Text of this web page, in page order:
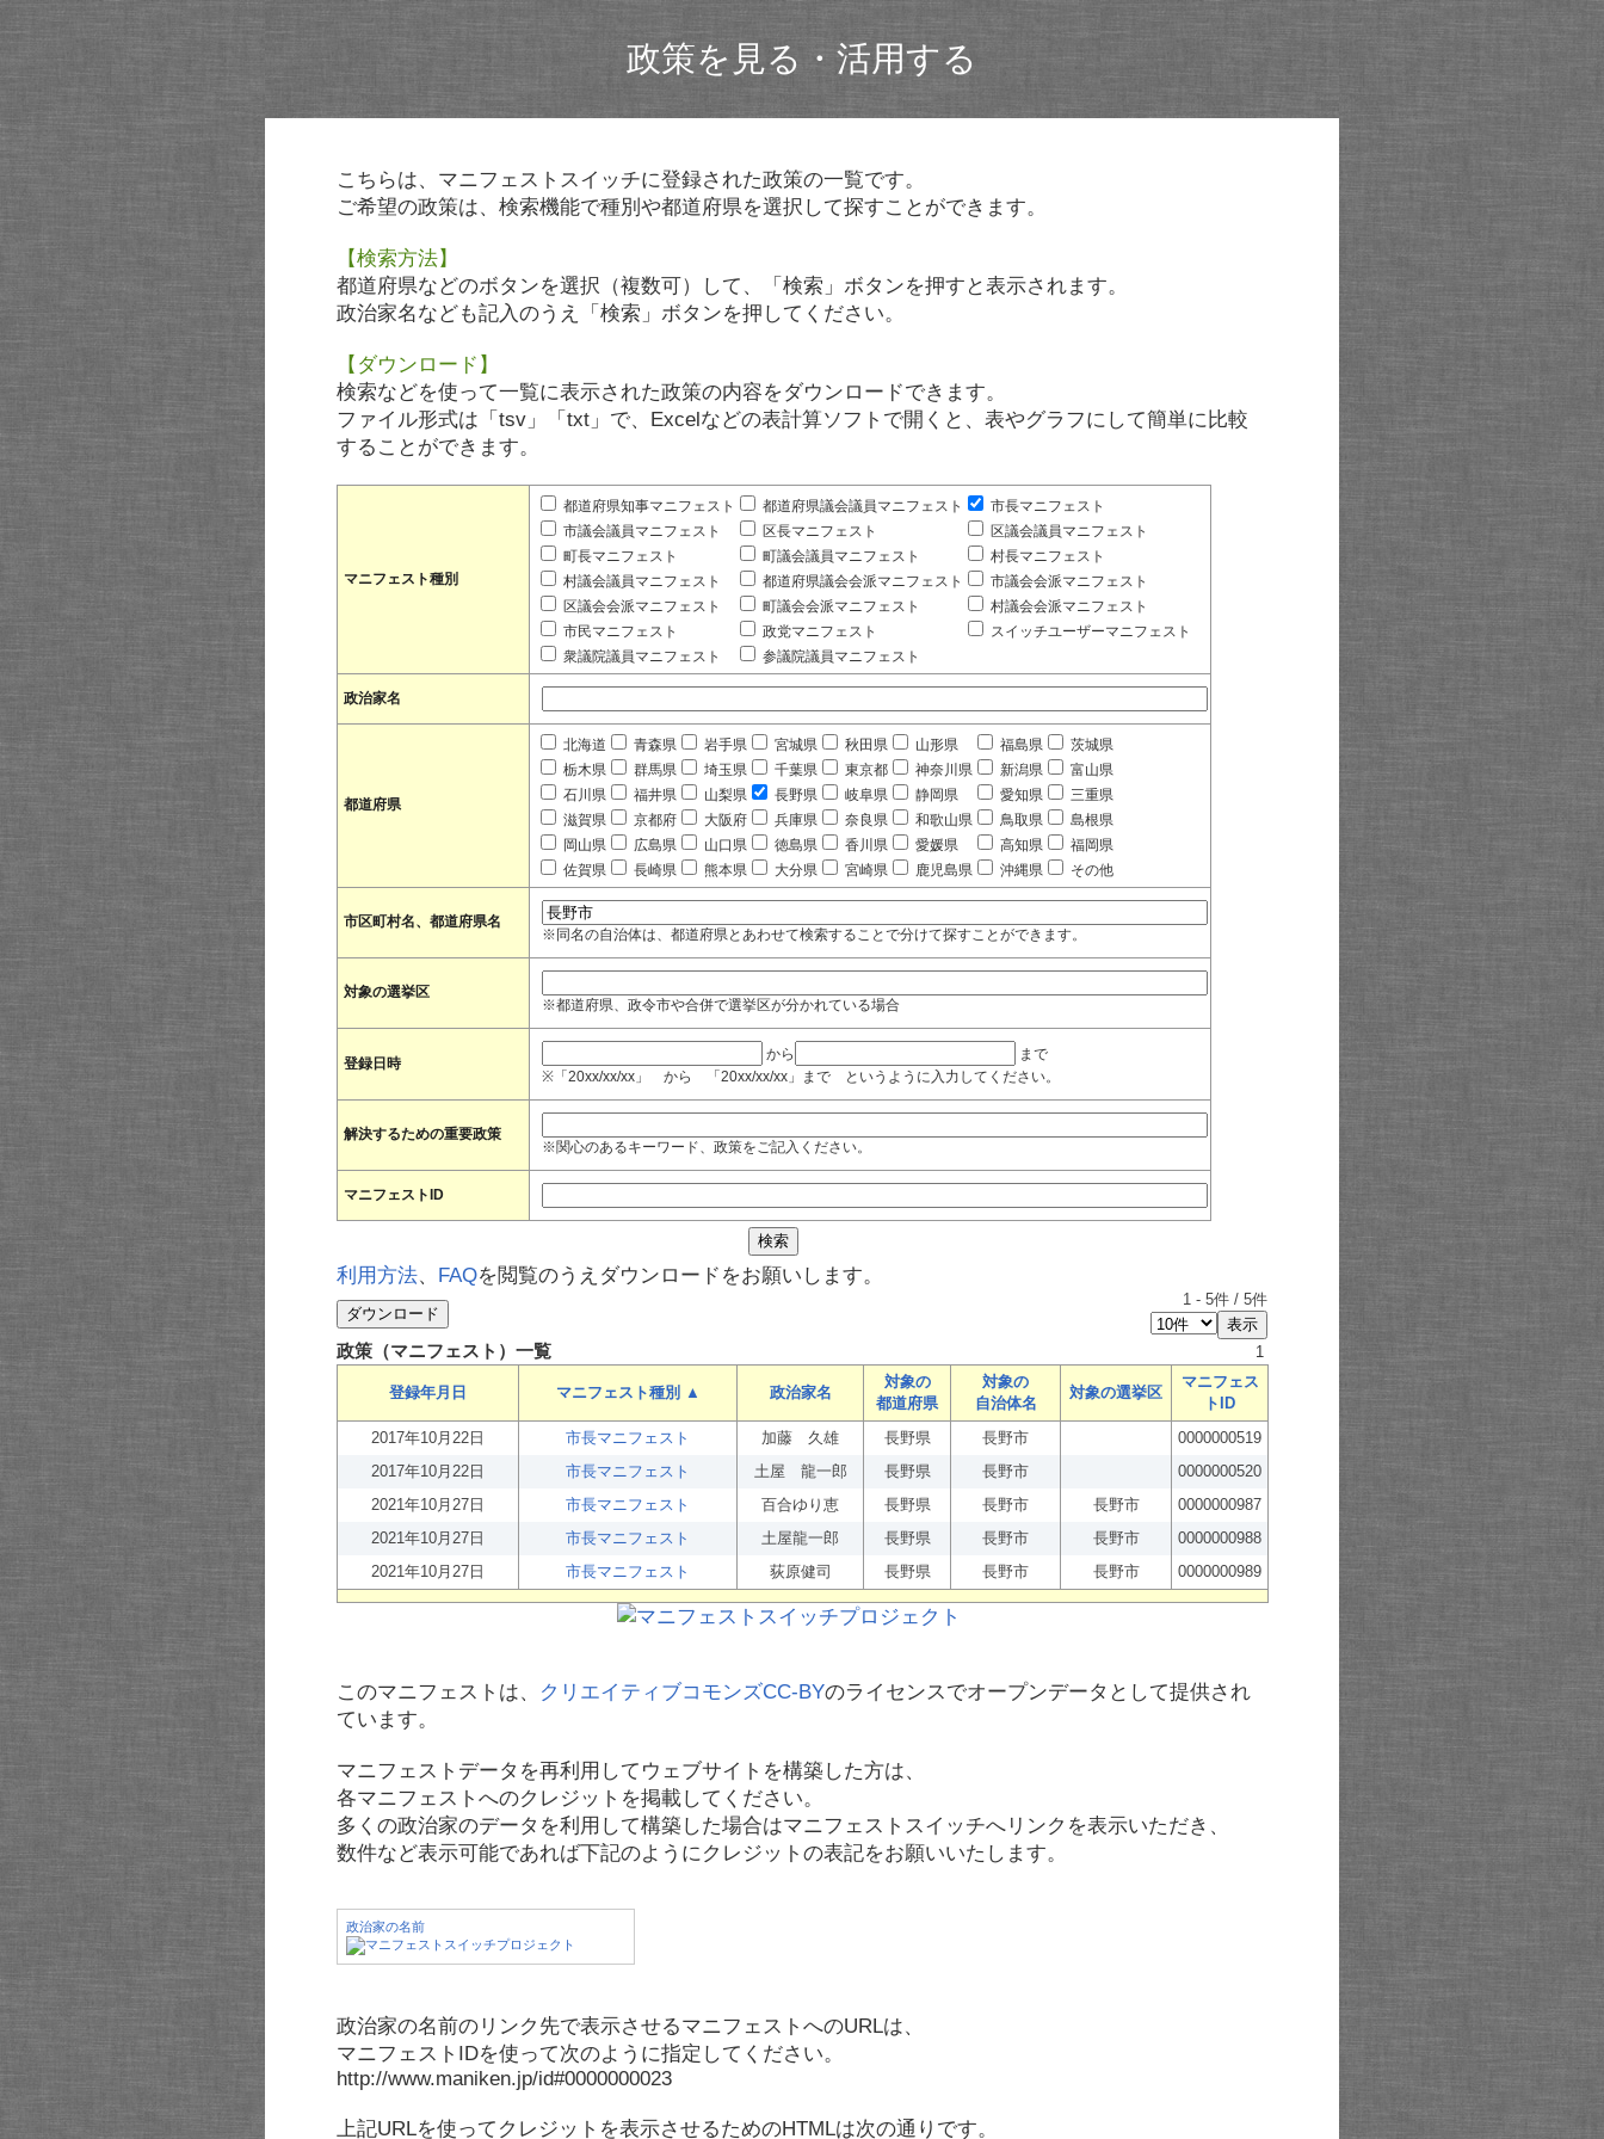
政策を見る・活用する
こちらは、マニフェストスイッチに登録された政策の一覧です。
ご希望の政策は、検索機能で種別や都道府県を選択して探すことができます。
【検索方法】
都道府県などのボタンを選択（複数可）して、「検索」ボタンを押すと表示されます。
政治家名なども記入のうえ「検索」ボタンを押してください。
【ダウンロード】
検索などを使って一覧に表示された政策の内容をダウンロードできます。
ファイル形式は「tsv」「txt」で、Excelなどの表計算ソフトで開くと、表やグラフにして簡単に比較
することができます。
マニフェスト種別
都道府県知事マニフェスト 都道府県議会議員マニフェスト
市長マニフェスト
市議会議員マニフェスト
区長マニフェスト
区議会議員マニフェスト
町長マニフェスト
町議会議員マニフェスト
村長マニフェスト
村議会議員マニフェスト
都道府県議会会派マニフェスト
市議会会派マニフェスト
区議会会派マニフェスト
町議会会派マニフェスト
村議会会派マニフェスト
市民マニフェスト
政党マニフェスト
スイッチユーザーマニフェスト
衆議院議員マニフェスト
参議院議員マニフェスト
政治家名
都道府県
北海道 青森県 岩手県 宮城県 秋田県 山形県 福島県
茨城県
栃木県
群馬県 埼玉県 千葉県 東京都 神奈川県 新潟県
富山県
石川県
福井県 山梨県 長野県 岐阜県 静岡県 愛知県
三重県
滋賀県
京都府 大阪府 兵庫県 奈良県 和歌山県 鳥取県
島根県
岡山県
広島県 山口県 徳島県 香川県 愛媛県 高知県
福岡県
佐賀県
長崎県 熊本県 大分県 宮崎県 鹿児島県 沖縄県 その他
市区町村名、都道府県名
※同名の自治体は、都道府県とあわせて検索することで分けて探すことができます。
対象の選挙区
※都道府県、政令市や合併で選挙区が分かれている場合
登録日時
から
まで
※「20xx/xx/xx」 から 「20xx/xx/xx」まで というように入力してください。
解決するための重要政策
※関心のあるキーワード、政策をご記入ください。
マニフェストID
利用方法、 FAQを閲覧のうえダウンロードをお願いします。
1 - 5件 / 5件
政策（マニフェスト）一覧 1
登録年月日 マニフェスト種別 ▲ 政治家名
対象の
都道府県
対象の
自治体名
対象の選挙区
マニフェス
トID
2017年10月22日
市長マニフェスト 加藤 久雄 長野県 長野市
0000000519
2017年10月22日
市長マニフェスト 土屋 龍一郎 長野県 長野市
0000000520
2021年10月27日
市長マニフェスト 百合ゆり恵 長野県 長野市 長野市
0000000987
2021年10月27日
市長マニフェスト 土屋龍一郎 長野県 長野市 長野市
0000000988
2021年10月27日
市長マニフェスト 荻原健司 長野県 長野市 長野市 0000000989
このマニフェストは、 クリエイティブコモンズCC-BYのライセンスでオープンデータとして提供され
ています。
マニフェストデータを再利用してウェブサイトを構築した方は、
各マニフェストへのクレジットを掲載してください。
多くの政治家のデータを利用して構築した場合はマニフェストスイッチへリンクを表示いただき、
数件など表示可能であれば下記のようにクレジットの表記をお願いいたします。
政治家の名前
政治家の名前のリンク先で表示させるマニフェストへのURLは、
マニフェストIDを使って次のように指定してください。
http://www.maniken.jp/id#0000000023
上記URLを使ってクレジットを表示させるためのHTMLは次の通りです。